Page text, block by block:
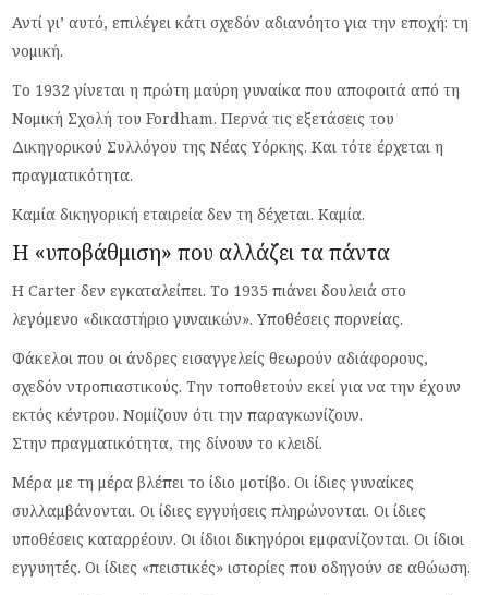
Αντί γι’ αυτό, επιλέγει κάτι σχεδόν αδιανόητο για την εποχή: τη
νομική.
Το 1932 γίνεται η πρώτη μαύρη γυναίκα που αποφοιτά από τη
Νομική Σχολή του Fordham. Περνά τις εξετάσεις του
Δικηγορικού Συλλόγου της Νέας Υόρκης. Και τότε έρχεται η
πραγματικότητα.
Καμία δικηγορική εταιρεία δεν τη δέχεται. Καμία.
Η «υποβάθμιση» που αλλάζει τα πάντα
Η Carter δεν εγκαταλείπει. Το 1935 πιάνει δουλειά στο
λεγόμενο «δικαστήριο γυναικών». Υποθέσεις πορνείας.
Φάκελοι που οι άνδρες εισαγγελείς θεωρούν αδιάφορους,
σχεδόν ντροπιαστικούς. Την τοποθετούν εκεί για να την έχουν
εκτός κέντρου. Νομίζουν ότι την παραγκωνίζουν.
Στην πραγματικότητα, της δίνουν το κλειδί.
Μέρα με τη μέρα βλέπει το ίδιο μοτίβο. Οι ίδιες γυναίκες
συλλαμβάνονται. Οι ίδιες εγγυήσεις πληρώνονται. Οι ίδιες
υποθέσεις καταρρέουν. Οι ίδιοι δικηγόροι εμφανίζονται. Οι ίδιοι
εγγυητές. Οι ίδιες «πειστικές» ιστορίες που οδηγούν σε αθώωση.